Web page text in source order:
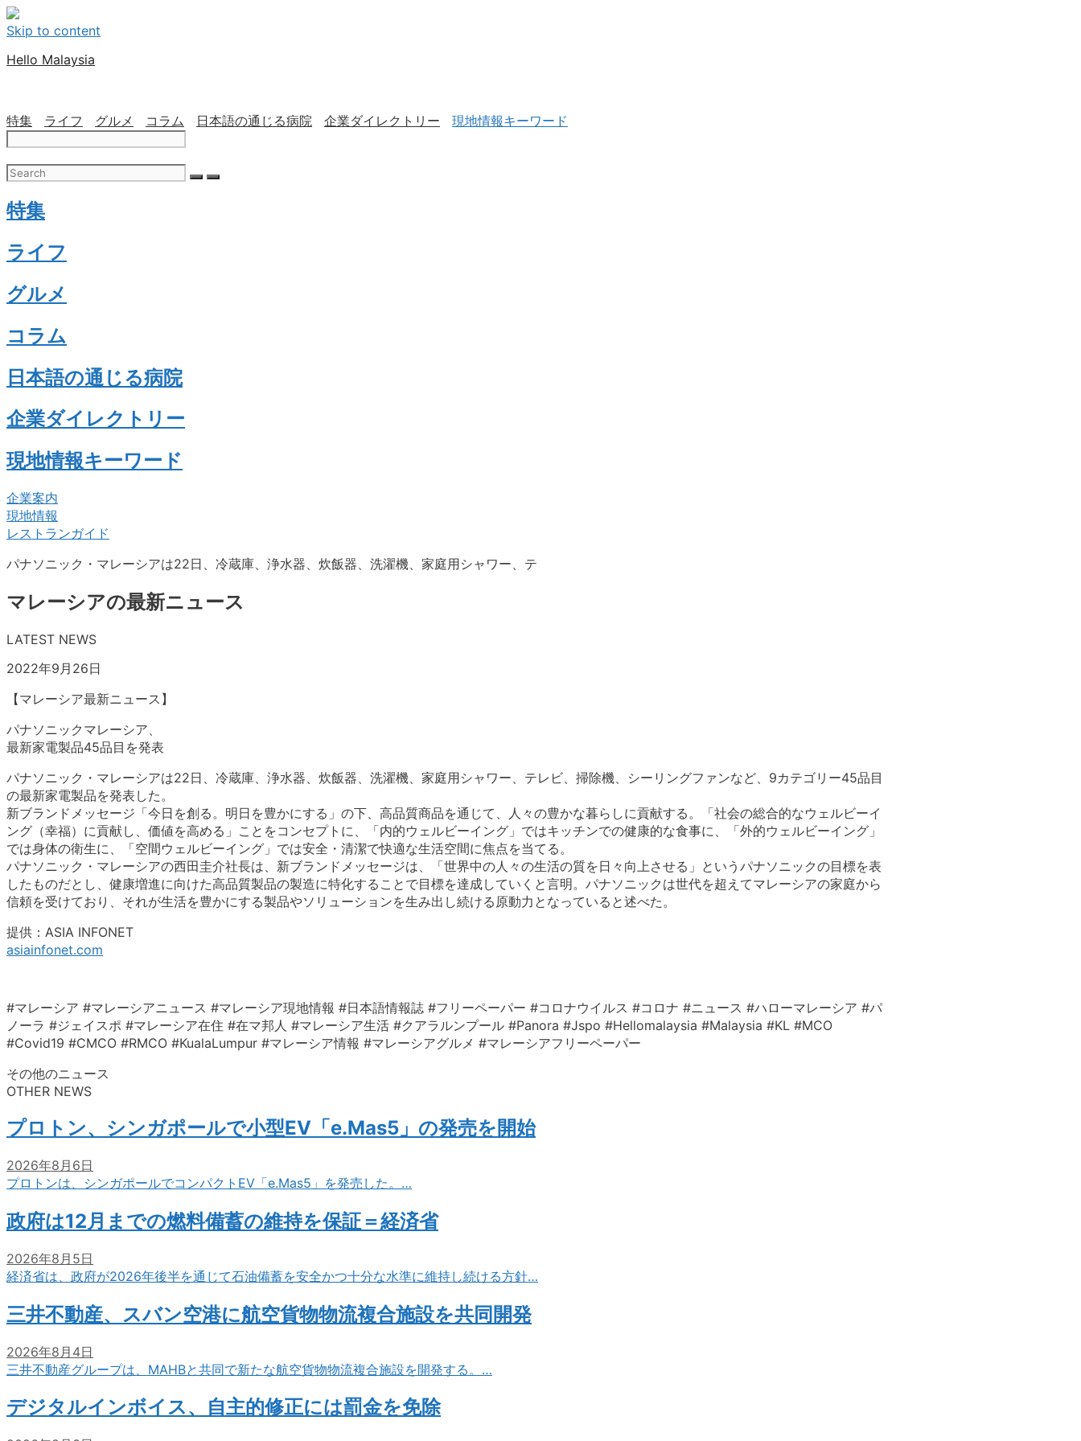
Skip to content
Hello Malaysia
特集 ライフ グルメ コラム 日本語の通じる病院 企業ダイレクトリー 現地情報キーワード
特集
ライフ
グルメ
コラム
日本語の通じる病院
企業ダイレクトリー
現地情報キーワード
企業案内
現地情報
レストランガイド
パナソニック・マレーシアは22日、冷蔵庫、浄水器、炊飯器、洗濯機、家庭用シャワー、テ
マレーシアの最新ニュース
LATEST NEWS
2022年9月26日
【マレーシア最新ニュース】
パナソニックマレーシア、
最新家電製品45品目を発表
パナソニック・マレーシアは22日、冷蔵庫、浄水器、炊飯器、洗濯機、家庭用シャワー、テレビ、掃除機、シーリングファンなど、9カテゴリー45品目
の最新家電製品を発表した。
新ブランドメッセージ「今日を創る。明日を豊かにする」の下、高品質商品を通じて、人々の豊かな暮らしに貢献する。「社会の総合的なウェルビーイ
ング（幸福）に貢献し、価値を高める」ことをコンセプトに、「内的ウェルビーイング」ではキッチンでの健康的な食事に、「外的ウェルビーイング」
では身体の衛生に、「空間ウェルビーイング」では安全・清潔で快適な生活空間に焦点を当てる。
パナソニック・マレーシアの西田圭介社長は、新ブランドメッセージは、「世界中の人々の生活の質を日々向上させる」というパナソニックの目標を表
したものだとし、健康増進に向けた高品質製品の製造に特化することで目標を達成していくと言明。パナソニックは世代を超えてマレーシアの家庭から
信頼を受けており、それが生活を豊かにする製品やソリューションを生み出し続ける原動力となっていると述べた。
提供：ASIA INFONET
asiainfonet.com
#マレーシア #マレーシアニュース #マレーシア現地情報 #日本語情報誌 #フリーペーパー #コロナウイルス #コロナ #ニュース #ハローマレーシア #パ
ノーラ #ジェイスポ #マレーシア在住 #在マ邦人 #マレーシア生活 #クアラルンプール #Panora #Jspo #Hellomalaysia #Malaysia #KL #MCO
#Covid19 #CMCO #RMCO #KualaLumpur #マレーシア情報 #マレーシアグルメ #マレーシアフリーペーパー
その他のニュース
OTHER NEWS
プロトン、シンガポールで小型EV「e.Mas5」の発売を開始
2026年8月6日
プロトンは、シンガポールでコンパクトEV「e.Mas5」を発売した。…
政府は12月までの燃料備蓄の維持を保証＝経済省
2026年8月5日
経済省は、政府が2026年後半を通じて石油備蓄を安全かつ十分な水準に維持し続ける方針…
三井不動産、スバン空港に航空貨物物流複合施設を共同開発
2026年8月4日
三井不動産グループは、MAHBと共同で新たな航空貨物物流複合施設を開発する。…
デジタルインボイス、自主的修正には罰金を免除